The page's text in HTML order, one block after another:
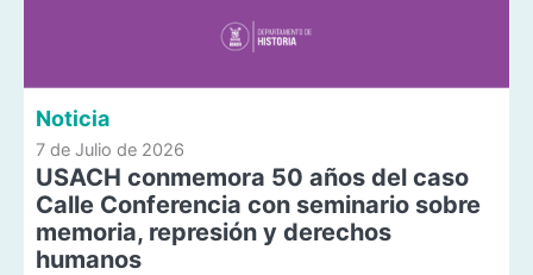
Noticia
7 de Julio de 2026
USACH conmemora 50 años del caso
Calle Conferencia con seminario sobre
memoria, represión y derechos
humanos